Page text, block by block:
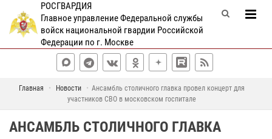
РОСГВАРДИЯ
Главное управление Федеральной службы
войск национальной гвардии Российской
Федерации по г. Москве
Главная Новости
Ансамбль столичного главка провел концерт для
участников СВО в московском госпитале
АНСАМБЛЬ СТОЛИЧНОГО ГЛАВКА